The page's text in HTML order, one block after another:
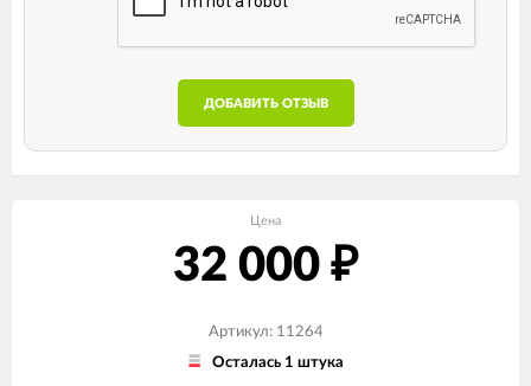
ДОБАВИТЬ ОТЗЫВ
Цена
32 000 ₽
Артикул: 11264
Осталась 1 штука